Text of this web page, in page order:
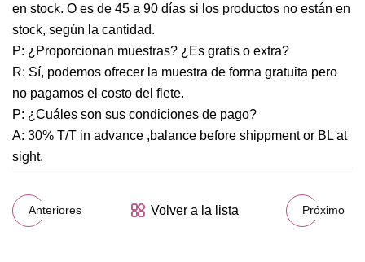
en stock. O es de 45 a 90 días si los productos no están en
stock, según la cantidad.
P: ¿Proporcionan muestras? ¿Es gratis o extra?
R: Sí, podemos ofrecer la muestra de forma gratuita pero
no pagamos el costo del flete.
P: ¿Cuáles son sus condiciones de pago?
A: 30% T/T in advance ,balance before shippment or BL at
sight.
Anteriores Volver a la lista Próximo